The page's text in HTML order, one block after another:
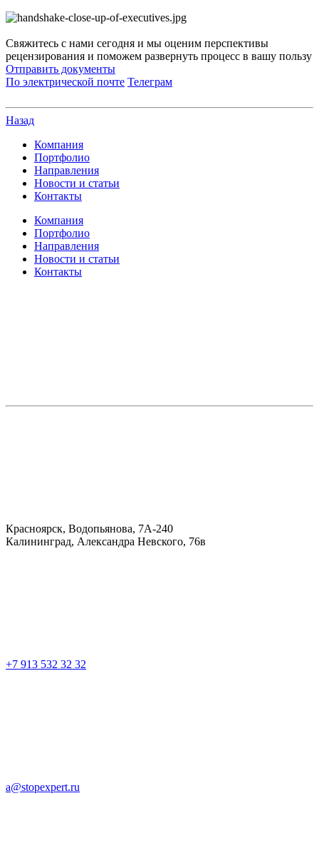
Свяжитесь с нами сегодня и мы оценим перспективы
рецензирования и поможем развернуть процесс в вашу пользу
Отправить документы
По электрической почте Телеграм
Назад
Компания
Портфолио
Направления
Новости и статьи
Контакты
Компания
Портфолио
Направления
Новости и статьи
Контакты
Красноярск, Водопьянова, 7А-240
Калининград, Александра Невского, 76в
+7 913 532 32 32
a@stopexpert.ru